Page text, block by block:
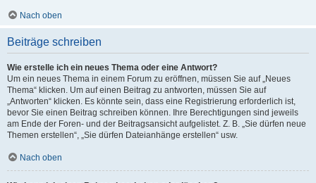
Nach oben
Beiträge schreiben
Wie erstelle ich ein neues Thema oder eine Antwort?
Um ein neues Thema in einem Forum zu eröffnen, müssen Sie auf „Neues
Thema“ klicken. Um auf einen Beitrag zu antworten, müssen Sie auf
„Antworten“ klicken. Es könnte sein, dass eine Registrierung erforderlich ist,
bevor Sie einen Beitrag schreiben können. Ihre Berechtigungen sind jeweils
am Ende der Foren- und der Beitragsansicht aufgelistet. Z. B. „Sie dürfen neue
Themen erstellen“, „Sie dürfen Dateianhänge erstellen“ usw.
Nach oben